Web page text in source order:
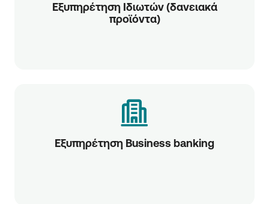
Εξυπηρέτηση Ιδιωτών (δανειακά
προϊόντα)
Εξυπηρέτηση Business banking